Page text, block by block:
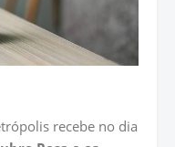
recebe no dia